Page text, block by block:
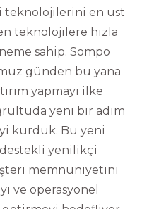
teknolojilerini en üst
teknolojilere hızla
sahip. Sompo
günden bu yana
yapmayı ilke
yeni bir adım
kurduk. Bu yeni
yenilikçi
memnuniyetini
ve operasyonel